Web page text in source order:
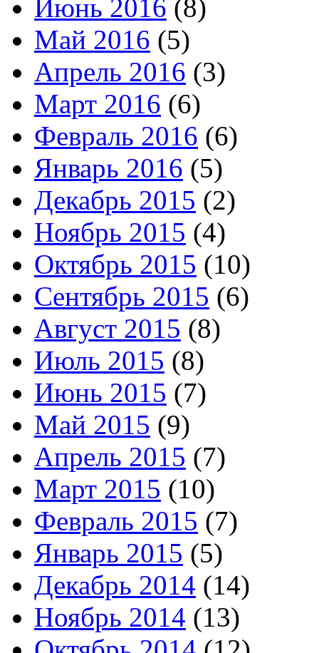
Июнь 2016 (8)
Май 2016 (5)
Апрель 2016 (3)
Март 2016 (6)
Февраль 2016 (6)
Январь 2016 (5)
Декабрь 2015 (2)
Ноябрь 2015 (4)
Октябрь 2015 (10)
Сентябрь 2015 (6)
Август 2015 (8)
Июль 2015 (8)
Июнь 2015 (7)
Май 2015 (9)
Апрель 2015 (7)
Март 2015 (10)
Февраль 2015 (7)
Январь 2015 (5)
Декабрь 2014 (14)
Ноябрь 2014 (13)